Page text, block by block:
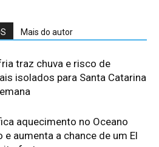
Mais do autor
traz chuva e risco de
isolados para Santa Catarina
aquecimento no Oceano
e aumenta a chance de um El